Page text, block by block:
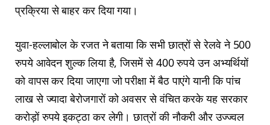
प्रक्रिया से बाहर कर दिया गया।
युवा-हल्लाबोल के रजत ने बताया कि सभी छात्रों से रेलवे ने 500
रुपये आवेदन शुल्क लिया है, जिसमें से 400 रुपये उन अभ्यर्थियों
को वापस कर दिया जाएगा जो परीक्षा में बैठ पाएंगे यानी कि पांच
लाख से ज्यादा बेरोजगारों को अवसर से वंचित करके यह सरकार
करोड़ों रुपये इकट्ठा कर लेगी। छात्रों की नौकरी और उज्ज्वल